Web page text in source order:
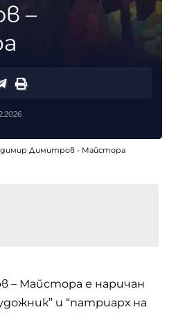
–
Димитров - Майстора
– Майстора е наричан
и “патриарх на